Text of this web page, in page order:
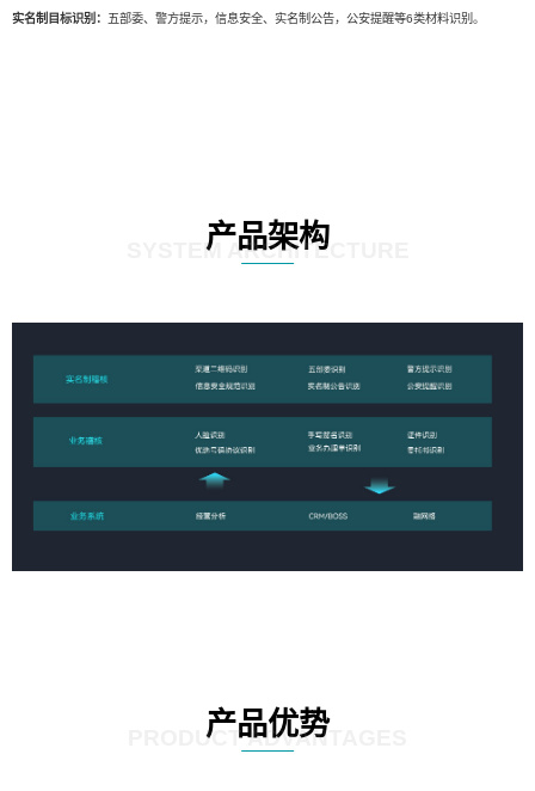
实名制目标识别： 五部委、警方提示，信息安全、实名制公告，公安提醒等6类材料识别。
产品架构
SYSTEM ARCHITECTURE
产品优势
PRODUCT ADVANTAGES